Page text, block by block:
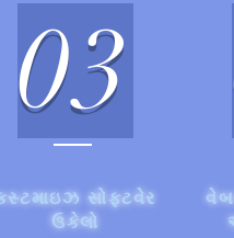
03
સોફ્ટવેર
ઉકેલો